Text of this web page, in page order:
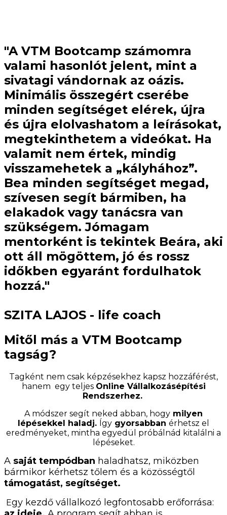
"A VTM Bootcamp számomra
valami hasonlót jelent, mint a
sivatagi vándornak az oázis.
Minimális összegért cserébe
minden segítséget elérek, újra
és újra elolvashatom a leírásokat,
megtekinthetem a videókat. Ha
valamit nem értek, mindig
visszamehetek a „kályhához”.
Bea minden segítséget megad,
szívesen segít bármiben, ha
elakadok vagy tanácsra van
szükségem. Jómagam
mentorként is tekintek Beára, aki
ott áll mögöttem, jó és rossz
időkben egyaránt fordulhatok
hozzá."
SZITA LAJOS - life coach
Mitől más a VTM Bootcamp
tagság?
Tagként nem csak képzésekhez kapsz hozzáférést,
hanem egy teljes Online Vállalkozásépítési
Rendszerhez.
A módszer segít neked abban, hogy milyen
lépésekkel haladj. Így gyorsabban érhetsz el
eredményeket, mintha egyedül próbálnád kitalálni a
lépéseket.
A saját tempódban haladhatsz, miközben
bármikor kérhetsz tőlem és a közösségtől
támogatást, segítséget.
Egy kezdő vállalkozó legfontosabb erőforrása: